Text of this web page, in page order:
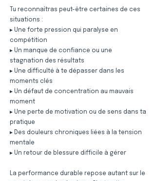
Tu reconnaîtras peut-être certaines de ces
situations :
▸ Une forte pression qui paralyse en
compétition
▸ Un manque de confiance ou une
stagnation des résultats
▸ Une difficulté à te dépasser dans les
moments clés
▸ Un défaut de concentration au mauvais
moment
▸ Une perte de motivation ou de sens dans ta
pratique
▸ Des douleurs chroniques liées à la tension
mentale
▸ Un retour de blessure difficile à gérer
La performance durable repose autant sur le